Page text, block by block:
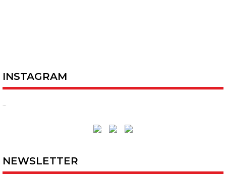
INSTAGRAM
…
NEWSLETTER